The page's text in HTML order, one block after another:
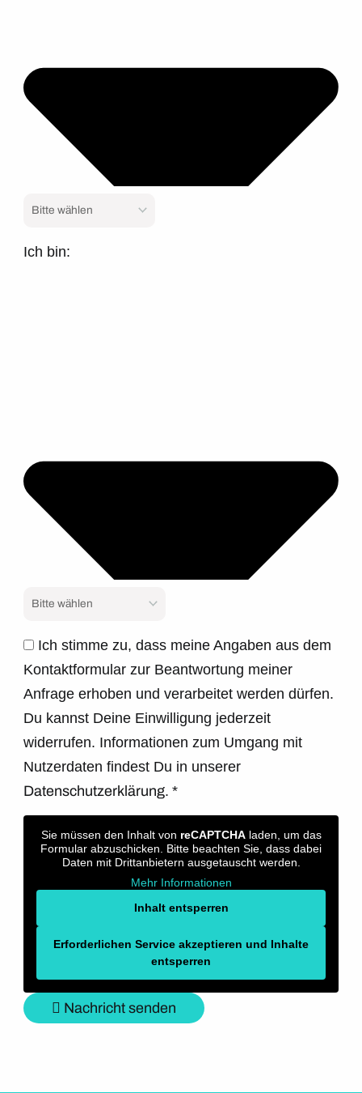
Ich bin:
Ich stimme zu, dass meine Angaben aus dem
Kontaktformular zur Beantwortung meiner
Anfrage erhoben und verarbeitet werden dürfen.
Du kannst Deine Einwilligung jederzeit
widerrufen. Informationen zum Umgang mit
Nutzerdaten findest Du in unserer
Datenschutzerklärung.*
Sie müssen den Inhalt von reCAPTCHAladen, um das
Formular abzuschicken. Bitte beachten Sie, dass dabei
Daten mit Drittanbietern ausgetauscht werden.
Mehr Informationen
Inhalt entsperren
Erforderlichen Service akzeptieren und Inhalte
entsperren
Nachricht senden